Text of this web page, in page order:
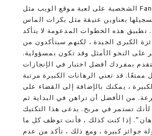
الشخصية على لعبة موقع الويب مثل Fanduel Fortunes
بعناوين عتيقة مثل بكرات الماس
تطبيق هذه الخطوات المدعومة لا يتأكد
الكبرى الجيدة ، لكنهم سيتأكدون من
على النحو الأمثل وقد تكون بمسؤولية.
بمفردك أفضل اختبار في الإنجازات
ممتعًا. قد تعني الرهانات الكبيرة مرتبة
، يمكنك بالإضافة إلى القضاء على
من الأفضل أن تراهن في البداية ثم
لأنك تستمر في مربح. يدعى هذا التكتيك
إذا كنت كذلك ، فأنت توظف كل ما
جوائز كبيرة ، ومع ذلك ، تأكد من عدم